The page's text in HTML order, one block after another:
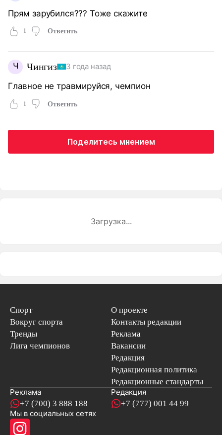
Прям зарубился??? Тоже скажите
1 Ответить
Ч Чингиз 3 года назад
Главное не травмируйся, чемпион
1 Ответить
Поделитесь мнением
Загрузка...
Спорт
Вокруг спорта
Тренды
Лига чемпионов
О проекте
Контакты редакции
Реклама
Вакансии
Редакция
Редакционная политика
Редакционные стандарты
Реклама
+7 (700) 3 888 188
Редакция
+7 (777) 001 44 99
Мы в социальных сетях